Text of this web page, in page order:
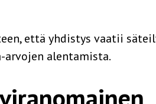
että yhdistys vaatii
arvojen alentamista.